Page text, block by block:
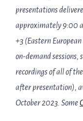
presentations
approximately 9:00
+3 (Eastern
on-demand
recordings of all of
after presentation),
October 2023. Some